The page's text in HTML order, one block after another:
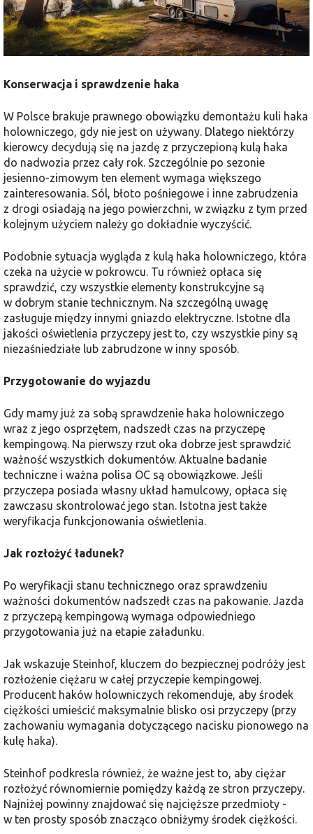
Konserwacja i sprawdzenie haka
W Polsce brakuje prawnego obowiązku demontażu kuli haka
holowniczego, gdy nie jest on używany. Dlatego niektórzy
kierowcy decydują się na jazdę z przyczepioną kulą haka
do nadwozia przez cały rok. Szczególnie po sezonie
jesienno-zimowym ten element wymaga większego
zainteresowania. Sól, błoto pośniegowe i inne zabrudzenia
z drogi osiadają na jego powierzchni, w związku z tym przed
kolejnym użyciem należy go dokładnie wyczyścić.
Podobnie sytuacja wygląda z kulą haka holowniczego, która
czeka na użycie w pokrowcu. Tu również opłaca się
sprawdzić, czy wszystkie elementy konstrukcyjne są
w dobrym stanie technicznym. Na szczególną uwagę
zasługuje między innymi gniazdo elektryczne. Istotne dla
jakości oświetlenia przyczepy jest to, czy wszystkie piny są
niezaśniedziałe lub zabrudzone w inny sposób.
Przygotowanie do wyjazdu
Gdy mamy już za sobą sprawdzenie haka holowniczego
wraz z jego osprzętem, nadszedł czas na przyczepę
kempingową. Na pierwszy rzut oka dobrze jest sprawdzić
ważność wszystkich dokumentów. Aktualne badanie
techniczne i ważna polisa OC są obowiązkowe. Jeśli
przyczepa posiada własny układ hamulcowy, opłaca się
zawczasu skontrolować jego stan. Istotna jest także
weryfikacja funkcjonowania oświetlenia.
Jak rozłożyć ładunek?
Po weryfikacji stanu technicznego oraz sprawdzeniu
ważności dokumentów nadszedł czas na pakowanie. Jazda
z przyczepą kempingową wymaga odpowiedniego
przygotowania już na etapie załadunku.
Jak wskazuje Steinhof, kluczem do bezpiecznej podróży jest
rozłożenie ciężaru w całej przyczepie kempingowej.
Producent haków holowniczych rekomenduje, aby środek
ciężkości umieścić maksymalnie blisko osi przyczepy (przy
zachowaniu wymagania dotyczącego nacisku pionowego na
kulę haka).
Steinhof podkresla również, że ważne jest to, aby ciężar
rozłożyć równomiernie pomiędzy każdą ze stron przyczepy.
Najniżej powinny znajdować się najcięższe przedmioty -
w ten prosty sposób znacząco obniżymy środek ciężkości.